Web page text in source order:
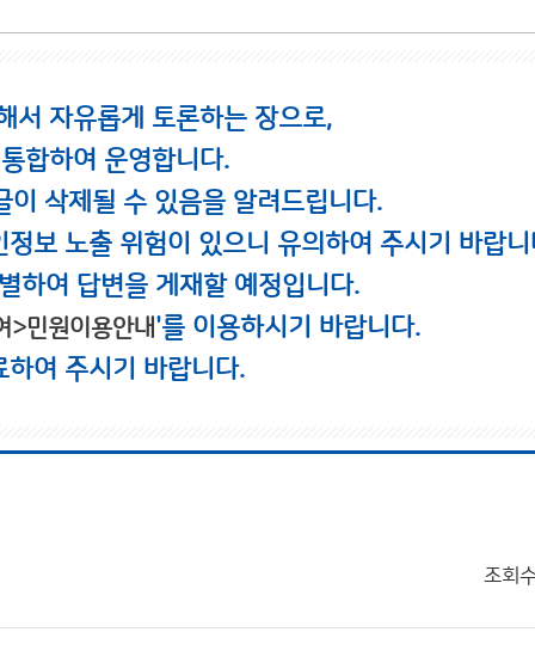
서 자유롭게 토론하는 장으로,
합하여 운영합니다.
삭제될 수 있음을 알려드립니다.
보 노출 위험이 있으니 유의하여 주시기 바랍니
하여 답변을 게재할 예정입니다.
>민원이용안내'를 이용하시기 바랍니다.
여 주시기 바랍니다.
조회